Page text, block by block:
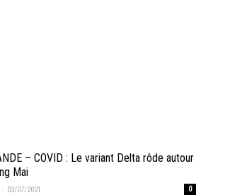
– COVID : Le variant Delta rôde autour
Mai
- 03/07/2021 0